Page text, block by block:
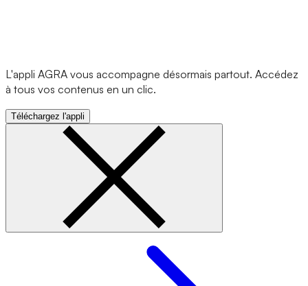
L'appli AGRA vous accompagne désormais partout. Accédez
à tous vos contenus en un clic.
Téléchargez l'appli